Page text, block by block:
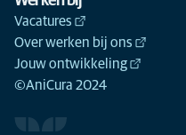
Vacatures
Over werken bij ons
Jouw ontwikkeling
©AniCura 2024